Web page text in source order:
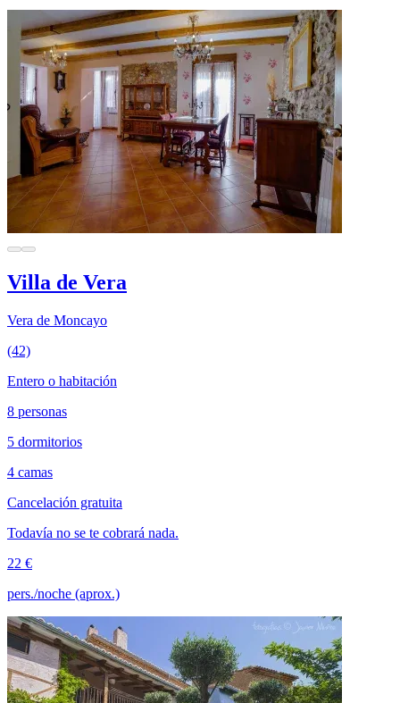
Villa de Vera
Vera de Moncayo
(42)
Entero o habitación
8 personas
5 dormitorios
4 camas
Cancelación gratuita
Todavía no se te cobrará nada.
22 €
pers./noche (aprox.)